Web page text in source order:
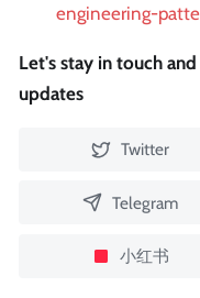
engineering-
Let's stay in touch
updates
Twitter
Telegram
小红书